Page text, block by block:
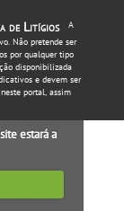
de Litígios
A
Não pretende ser
por qualquer tipo
disponibilizada
e devem ser
portal, assim
estará a